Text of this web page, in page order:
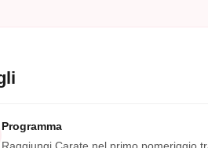
Programma